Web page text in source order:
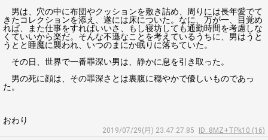
男は、穴の中に布団やクッションを敷き詰め、周りには長年愛でて
きたコレクションを添え、遂には床についた。なに、万が一、目覚め
れば、また仕事をすればいいさ、もし寝坊しても通勤時間を考慮しな
くていいから楽だ。そんな不遜なことを考えているうちに、男はうと
うとと睡魔に襲われ、いつのまにか眠りに落ちていた。
その日、世界で一番罪深い男は、静かに息を引き取った。
男の死に顔は、その罪深さとは裏腹に穏やかで優しいものであっ
た。
おわり
2019/07/29(月) 23:47:27.85
ID: 8MZ+TPk10 (16)